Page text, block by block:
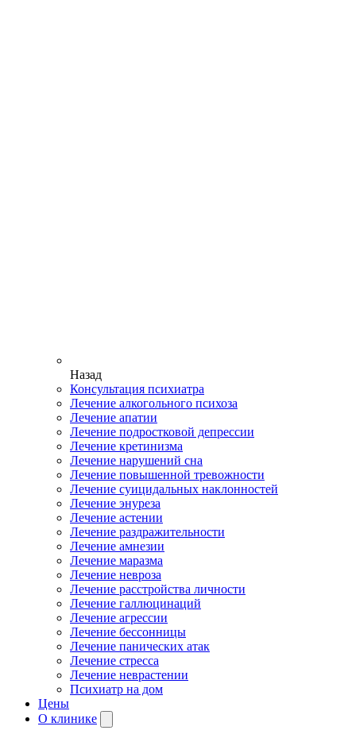
Назад
Консультация психиатра
Лечение алкогольного психоза
Лечение апатии
Лечение подростковой депрессии
Лечение кретинизма
Лечение нарушений сна
Лечение повышенной тревожности
Лечение суицидальных наклонностей
Лечение энуреза
Лечение астении
Лечение раздражительности
Лечение амнезии
Лечение маразма
Лечение невроза
Лечение расстройства личности
Лечение галлюцинаций
Лечение агрессии
Лечение бессонницы
Лечение панических атак
Лечение стресса
Лечение неврастении
Психиатр на дом
Цены
О клинике